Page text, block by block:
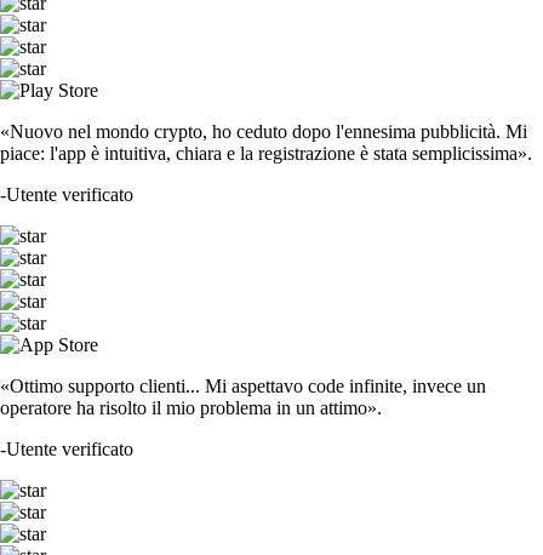
«Nuovo nel mondo crypto, ho ceduto dopo l'ennesima pubblicità. Mi
piace: l'app è intuitiva, chiara e la registrazione è stata semplicissima».
-Utente verificato
«Ottimo supporto clienti... Mi aspettavo code infinite, invece un
operatore ha risolto il mio problema in un attimo».
-Utente verificato